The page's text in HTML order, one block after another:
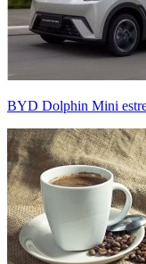
BYD Dolphin Mini